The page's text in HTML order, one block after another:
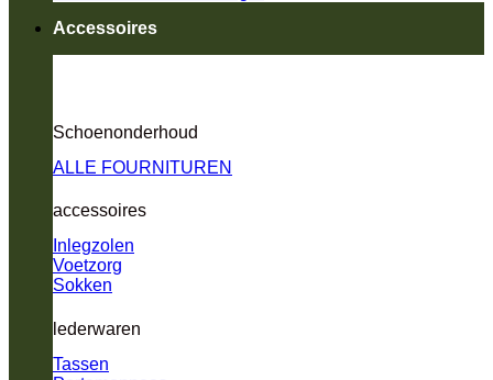
Accessoires
Schoenonderhoud
ALLE FOURNITUREN
accessoires
Inlegzolen
Voetzorg
Sokken
lederwaren
Tassen